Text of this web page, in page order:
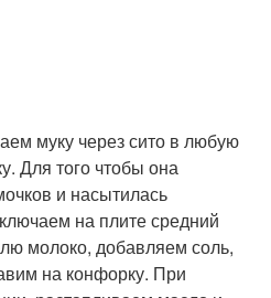
муку через сито в любую
Для того чтобы она
и насытилась
на плите средний
молоко, добавляем соль,
на конфорку. При